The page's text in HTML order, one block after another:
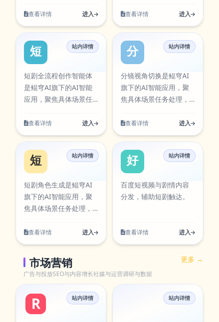
本站AI工具卡片中同步
展示，访问入口：
https://aiapps.kunqiongai.com/#15。
本。当前条目已在本站
AI工具卡片中同步展
示，访问入口：
https://
计，支持从输入到结果
办公、内容创作、学习
研究与团队协作等多类
任务。在使用过程中可
方式，帮助你在保证结
果质量的同时提升执行
效率，减少重复操作带
目已在本站AI工具卡片
中同步展示，访问入
口：
https://aiapps.kunqiongai.com/#1067。
用场景设计，支持从输
适合日常办公、内容创
作、学习研究与团队协
作等多类任务。在使用
数与输出方式，帮助你
在保证结果质量的同时
提升执行效率，减少重
本。当前条目已在本站
AI工具卡片中同步展
示，访问入口：
https://
流程。聚焦视频创作与
分镜规划，适用于脚本
生产。该工具可通过官
方入口快速访问，并提
供对应图标资源，便于
在工具库中检索与使
用。 图文分镜表生围绕
持从输入到结果的完整
内容创作、学习研究与
团队协作等多类任务。
在使用过程中可按需求
帮助你在保证结果质量
的同时提升执行效率，
减少重复操作带来的时
本站AI工具卡片中同步
展示，访问入口：
https://aiapps.kunqiongai.com/#1056。
查看详情 进入
到输出流程。聚焦视频
创作与分镜规划，适用
与内容生产。该工具可
通过官方入口快速访
问，并提供对应图标资
源，便于在工具库中检
索与使用。 短剧分镜文
景设计，支持从输入到
日常办公、内容创作、
学习研究与团队协作等
多类任务。在使用过程
输出方式，帮助你在保
证结果质量的同时提升
前条目已在本站AI工具
卡片中同步展示，访问
https://
查看详情 进入
短剧全流程创作智能体
站内详情
短剧全流程创作智能体
是鲲穹AI旗下的AI智能
应用，聚焦具体场景任
入到输出流程。聚焦视
频创作与分镜规划，适
计与内容生产。该工具
可通过官方入口快速访
问，并提供对应图标资
源，便于在工具库中检
索与使用。 短剧全流程
用场景设计，支持从输
作、学习研究与团队协
作等多类任务。在使用
过程中可按需求调整参
数与输出方式，帮助你
在保证结果质量的同时
查看详情 进入
分镜视角切换
站内详情
分镜视角切换是鲲穹AI
旗下的AI智能应用，聚
焦具体场景任务处理，
流程。聚焦视频创作与
分镜规划，适用于脚本
生产。该工具可通过官
方入口快速访问，并提
供对应图标资源，便于
在工具库中检索与使
持从输入到结果的完整
团队协作等多类任务。
在使用过程中可按需求
调整参数与输出方式，
帮助你在保证结果质量
查看详情 进入
短剧角色生成
站内详情
短剧角色生成是鲲穹AI
旗下的AI智能应用，聚
焦具体场景任务处理，
流程。聚焦视频创作与
分镜规划，适用于脚本
生成、镜头设计与内容
生产。该工具可通过官
方入口快速访问，并提
供对应图标资源，便于
在工具库中检索与使
用。 短剧角色生成围绕
查看详情 进入
好看视频短剧
站内详情
百度短视频与剧情内容
分发，辅助短剧触达。
查看详情 进入
市场营销
广告与投放SEO与内容增长社媒与运营调研与数据
更多 →
RedNote 小红书AI创作助手
站内详情
智能海报
站内详情